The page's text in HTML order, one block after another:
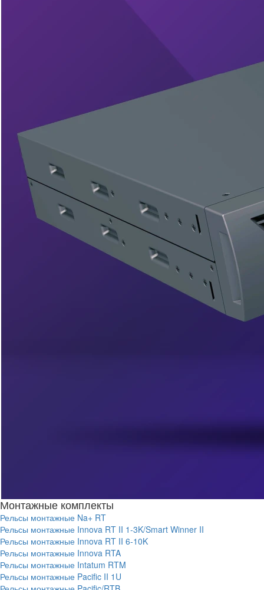
Монтажные комплекты
Рельсы монтажные Na+ RT
Рельсы монтажные Innova RT II 1-3K/Smart Winner II
Рельсы монтажные Innova RT II 6-10K
Рельсы монтажные Innova RTA
Рельсы монтажные Intatum RTM
Рельсы монтажные Pacific II 1U